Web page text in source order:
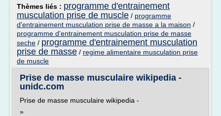
Thèmes liés : programme d'entrainement
musculation prise de muscle / programme
d'entrainement musculation prise de masse a la maison /
programme d'entrainement musculation prise de masse
seche / programme d'entrainement musculation
prise de masse / regime alimentaire musculation prise
de muscle
Prise de masse musculaire wikipedia -
unidc.com
Prise de masse musculaire wikipedia -
»